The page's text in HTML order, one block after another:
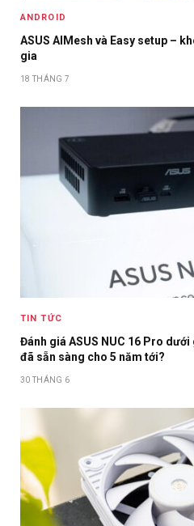
ANDROID
ASUS AIMesh và Easy setup –
gia
18 THÁNG 7
TIN TỨC
Đánh giá ASUS NUC 16 Pro
đã sẵn sàng cho 5 năm tới?
30 THÁNG 6